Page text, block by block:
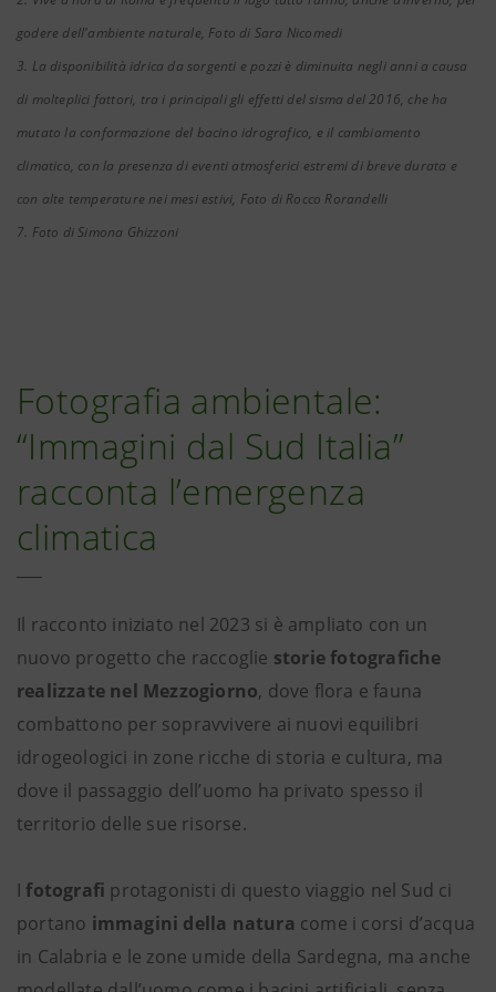
godere dell'ambiente naturale, Foto di Sara Nicomedi
3. La disponibilità idrica da sorgenti e pozzi è diminuita negli anni a causa
di molteplici fattori, tra i principali gli effetti del sisma del 2016, che ha
mutato la conformazione del bacino idrografico, e il cambiamento
climatico, con la presenza di eventi atmosferici estremi di breve durata e
con alte temperature nei mesi estivi, Foto di Rocco Rorandelli
7. Foto di Simona Ghizzoni
Fotografia ambientale:
“Immagini dal Sud Italia”
racconta l’emergenza
climatica
Il racconto iniziato nel 2023 si è ampliato con un
nuovo progetto che raccoglie storie fotografiche
realizzate nel Mezzogiorno, dove flora e fauna
combattono per sopravvivere ai nuovi equilibri
idrogeologici in zone ricche di storia e cultura, ma
dove il passaggio dell’uomo ha privato spesso il
territorio delle sue risorse.
I fotografi protagonisti di questo viaggio nel Sud ci
portano immagini della natura come i corsi d’acqua
in Calabria e le zone umide della Sardegna, ma anche